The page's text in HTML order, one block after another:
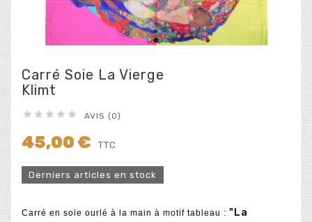
Carré Soie La Vierge
Klimt
     AVIS (0)
45,00 € TTC
Derniers articles en stock
Carré en soie ourlé à la main à motif tableau : "La